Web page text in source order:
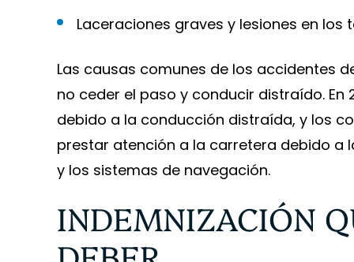
Laceraciones graves y lesiones en los
Las causas comunes de los accidentes
no ceder el paso y conducir distraído. En
debido a la conducción distraída, y los
prestar atención a la carretera debido a
y los sistemas de navegación.
INDEMNIZACIÓN